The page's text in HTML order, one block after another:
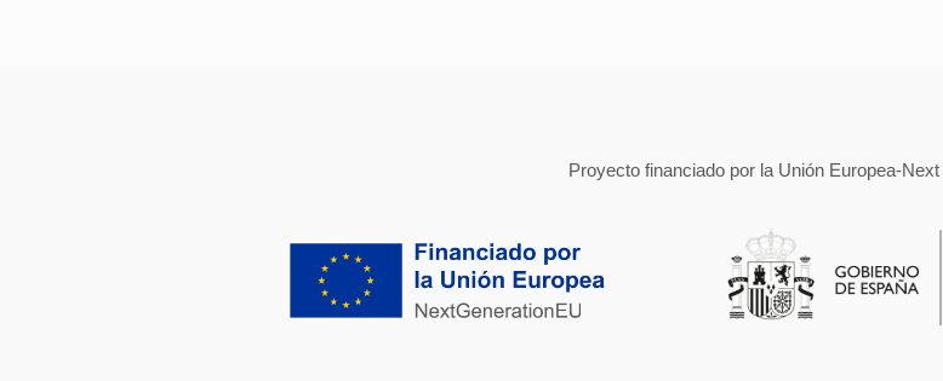
Proyecto financiado por la Unión Europea-